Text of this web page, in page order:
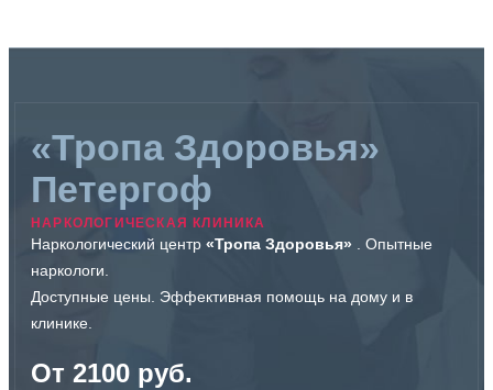
«Тропа Здоровья»
Петергоф
НАРКОЛОГИЧЕСКАЯ КЛИНИКА
Наркологический центр «Тропа Здоровья» . Опытные
наркологи.
Доступные цены. Эффективная помощь на дому и в
клинике.
От 2100 руб.